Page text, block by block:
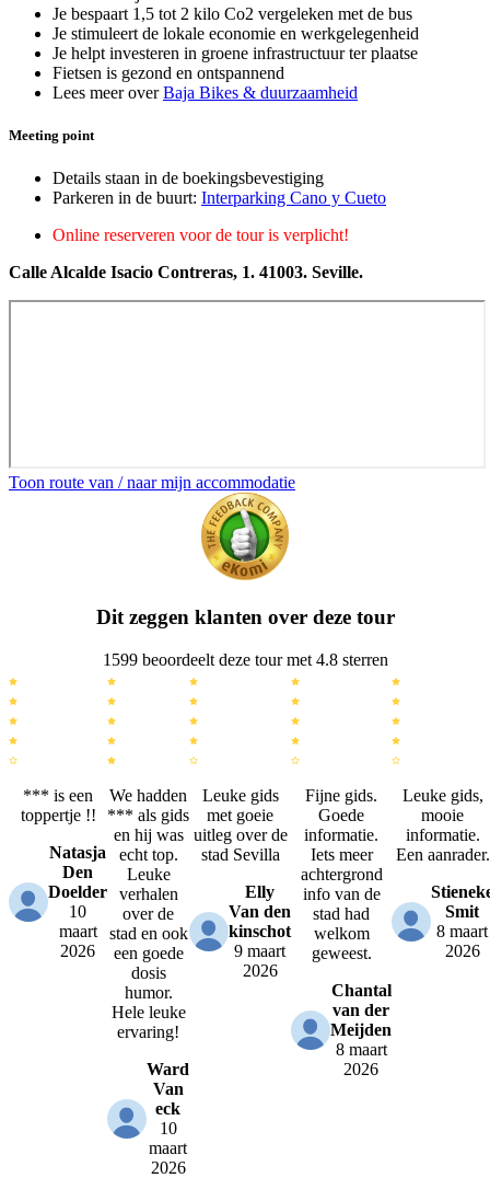
Je bespaart 1,5 tot 2 kilo Co2 vergeleken met de bus
Je stimuleert de lokale economie en werkgelegenheid
Je helpt investeren in groene infrastructuur ter plaatse
Fietsen is gezond en ontspannend
Lees meer overBaja Bikes & duurzaamheid
Meeting point
Details staan in de boekingsbevestiging
Parkeren in de buurt: Interparking Cano y Cueto
Online reserveren voor de tour is verplicht!
Calle Alcalde Isacio Contreras, 1. 41003. Seville.
Toon route van / naar mijn accommodatie
Dit zeggen klanten over deze tour
1599 beoordeelt deze tour met 4.8 sterren
*** is een
toppertje !!
Natasja
Den
Doelder
10
maart
2026
We hadden
*** als gids
en hij was
echt top.
Leuke
verhalen
over de
stad en ook
een goede
dosis
humor.
Hele leuke
ervaring!
Ward
Van
eck
10
maart
2026
Leuke gids
met goeie
uitleg over de
stad Sevilla
Elly
Van den
kinschot
9 maart
2026
Fijne gids.
Goede
informatie.
Iets meer
achtergrond
info van de
stad had
welkom
geweest.
Chantal
van der
Meijden
8 maart
2026
Leuke gids,
mooie
informatie.
Een aanrader.
Smit
8 maart
2026